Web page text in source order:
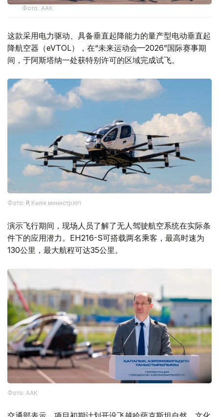
Фото: ААК
这款采用电力驱动、具备垂直起降能力的量产型电动垂直起
降航空器（eVTOL），在“未来运动会—2026”国际赛事期
间，于阿斯塔纳一处获特别许可的区域完成试飞。
Фото: ҚР Көлік министрлігі
演示飞行期间，现场人员了解了无人驾驶航空系统在实际条
件下的应用潜力。EH216-S可搭载两名乘客，最高时速为
130公里，最大航程可达35公里。
Фото: ААК